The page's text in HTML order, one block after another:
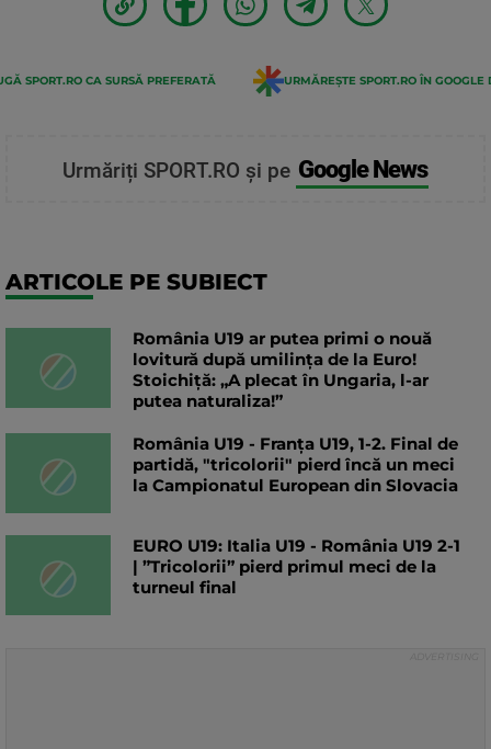
SPORT.RO CA SURSĂ PREFERATĂ URMĂREȘTE SPORT.RO ÎN GOOGLE
Urmăriți SPORT.RO și pe Google News
ARTICOLE PE SUBIECT
România U19 ar putea primi o nouă
lovitură după umilința de la Euro!
Stoichiță: „A plecat în Ungaria, l-ar
putea naturaliza!”
România U19 - Franța U19, 1-2. Final de
partidă, "tricolorii" pierd încă un meci
la Campionatul European din Slovacia
EURO U19: Italia U19 - România U19 2-1
| ”Tricolorii” pierd primul meci de la
turneul final